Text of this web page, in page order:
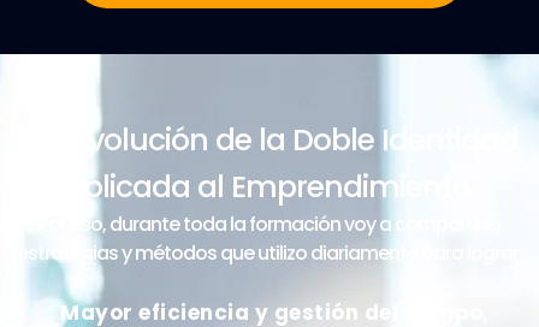
La revolución de la Doble Identidad
aplicada al Emprendimiento.
Por eso, durante toda la formación voy a compartirte
estrategias y métodos que utilizo diariamente para lograr:
Mayor eficiencia y gestión del tiempo